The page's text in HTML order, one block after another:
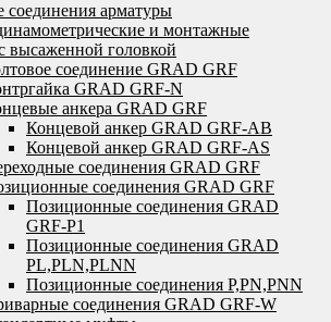
соединения арматуры
и монтажные
головкой
соединение GRAD GRF
GRAD GRF-N
анкера GRAD GRF
Концевой анкер GRAD GRF-AB
Концевой анкер GRAD GRF-AS
соединения GRAD GRF
соединения GRAD GRF
Позиционные соединения GRAD
GRF-P1
Позиционные соединения GRAD
PL,PLN,PLNN
Позиционные соединения P,PN,PNN
соединения GRAD GRF-W